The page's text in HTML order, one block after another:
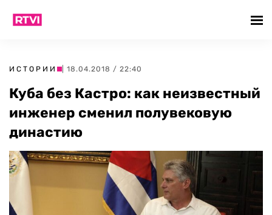
ИСТОРИИ | 18.04.2018 / 22:40
Куба без Кастро: как неизвестный
инженер сменил полувековую
династию